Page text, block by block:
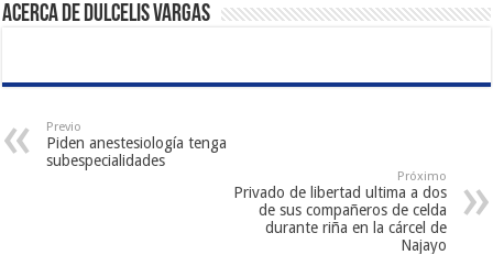
Acerca de Dulcelis Vargas
Previo
Piden anestesiología tenga
subespecialidades
Próximo
Privado de libertad ultima a dos
de sus compañeros de celda
durante riña en la cárcel de
Najayo